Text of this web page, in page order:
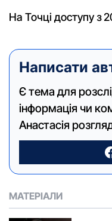
На Точці доступу з
Написати
Є тема для
інформація чи
Анастасія
МАТЕРІАЛИ